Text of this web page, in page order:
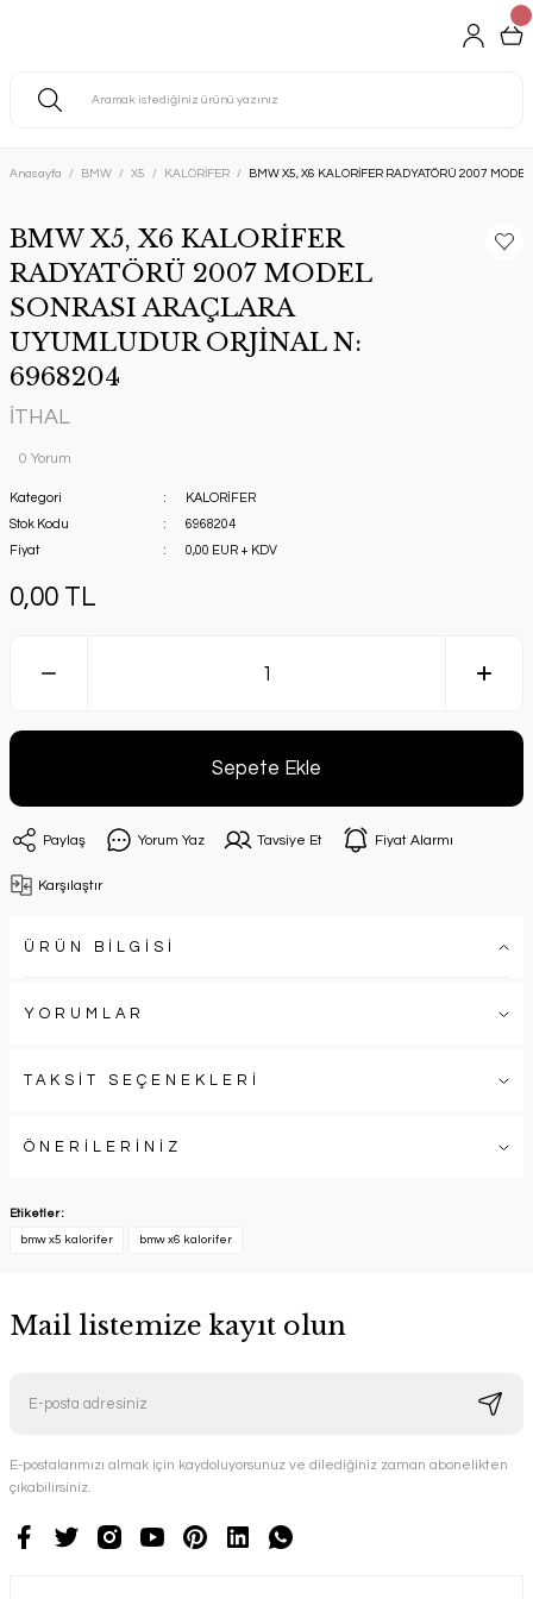
Anasayfa BMW X5 KALORİFER BMW X5, X6 KALORİFER RADYATÖRÜ 2007
BMW X5, X6 KALORİFER
RADYATÖRÜ 2007 MODEL
SONRASI ARAÇLARA
UYUMLUDUR ORJİNAL N:
6968204
İTHAL
0 Yorum
Kategori
KALORİFER
Stok Kodu
6968204
Fiyat
0,00 EUR + KDV
0,00 TL
Sepete Ekle
Paylaş Yorum Yaz Tavsiye Et Fiyat Alarmı
Karşılaştır
ÜRÜN BİLGİSİ
YORUMLAR
TAKSİT SEÇENEKLERİ
ÖNERİLERİNİZ
Etiketler :
bmw x5 kalorifer bmw x6 kalorifer
Mail listemize kayıt olun
E-postalarımızı almak için kaydoluyorsunuz ve dilediğiniz zaman abonelikten
çıkabilirsiniz.